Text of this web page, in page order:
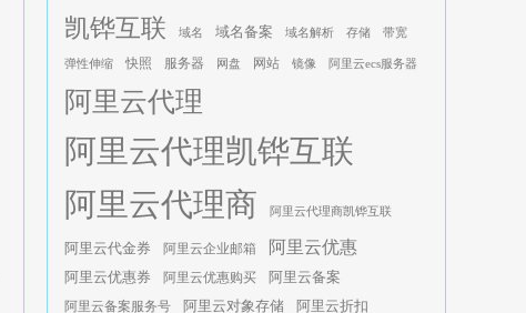
凯铧互联 域名 域名备案 域名解析 存储 带宽
弹性伸缩 快照 服务器 网盘 网站 镜像 阿里云ecs服务器
阿里云代理
阿里云代理凯铧互联
阿里云代理商
阿里云代理商凯铧互联
阿里云代金券 阿里云企业邮箱 阿里云优惠
阿里云优惠券 阿里云优惠购买
阿里云备案
阿里云备案服务号
阿里云对象存储 阿里云折扣